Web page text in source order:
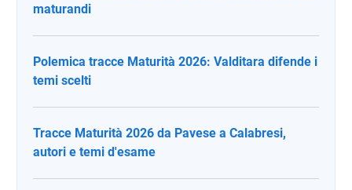
maturandi
Polemica tracce Maturità 2026: Valditara difende i
temi scelti
Tracce Maturità 2026 da Pavese a Calabresi,
autori e temi d'esame